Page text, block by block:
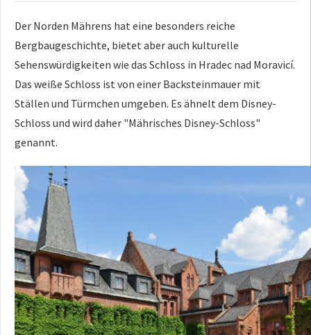
Der Norden Mährens hat eine besonders reiche
Bergbaugeschichte, bietet aber auch kulturelle
Sehenswürdigkeiten wie das Schloss in Hradec nad Moravicí.
Das weiße Schloss ist von einer Backsteinmauer mit
Ställen und Türmchen umgeben. Es ähnelt dem Disney-
Schloss und wird daher "Mährisches Disney-Schloss"
genannt.